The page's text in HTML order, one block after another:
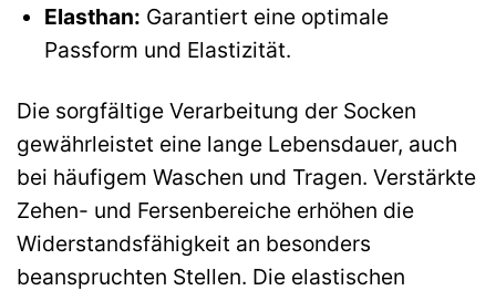
Elasthan: Garantiert eine optimale
Passform und Elastizität.
Die sorgfältige Verarbeitung der Socken
gewährleistet eine lange Lebensdauer, auch
bei häufigem Waschen und Tragen. Verstärkte
Zehen- und Fersenbereiche erhöhen die
Widerstandsfähigkeit an besonders
beanspruchten Stellen. Die elastischen